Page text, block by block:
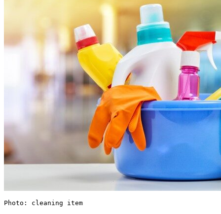
Photo: cleaning item